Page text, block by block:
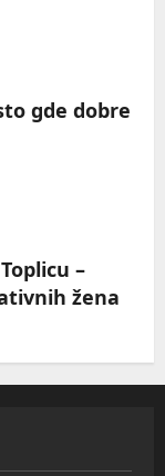
gde dobre
–
žena